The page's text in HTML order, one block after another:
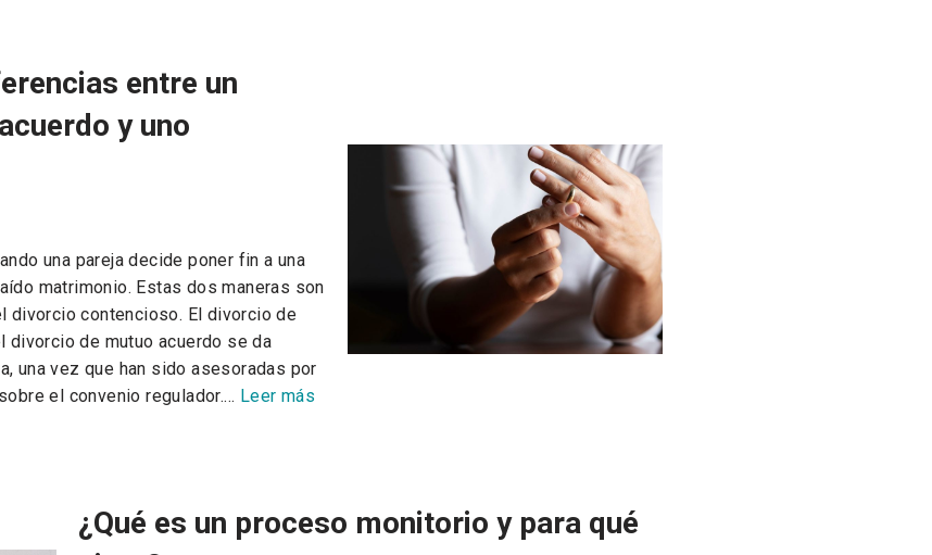
entre un
y uno
una pareja decide poner fin a una
matrimonio. Estas dos maneras son
divorcio contencioso. El divorcio de
divorcio de mutuo acuerdo se da
una vez que han sido asesoradas por
el convenio regulador.… Leer más
¿Qué es un proceso monitorio y para qué